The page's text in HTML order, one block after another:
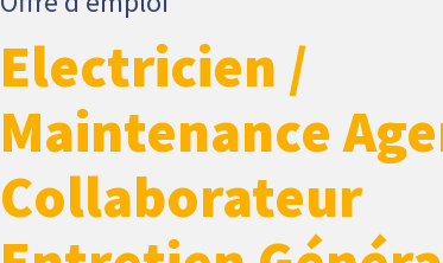
Electricien /
Maintenance
Collaborateur